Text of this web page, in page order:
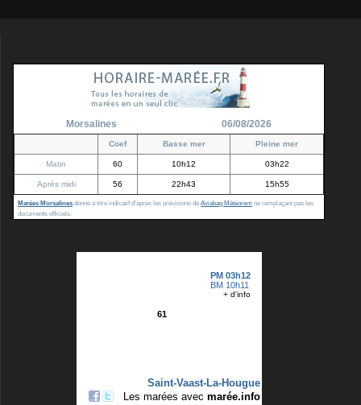
Morsalines 06/08/2026
Coef Basse mer Pleine mer
Matin 60 10h12 03h22
Après midi 56 22h43 15h55
Marées Morsalines donné à titre indicatif d'après les prévisions de Aviabag Météorem ne remplaçant pas les
documents officiels.